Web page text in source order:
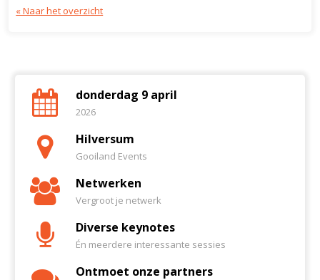
« Naar het overzicht
donderdag 9 april
2026
Hilversum
Gooiland Events
Netwerken
Vergroot je netwerk
Diverse keynotes
Én meerdere interessante sessies
Ontmoet onze partners